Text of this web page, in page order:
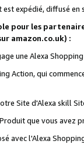
expédié, diffusé
pour les
amazon.co.uk) :
une Alexa
Action, qui
Site d'Alexa skill
que vous avez
avec l'Alexa